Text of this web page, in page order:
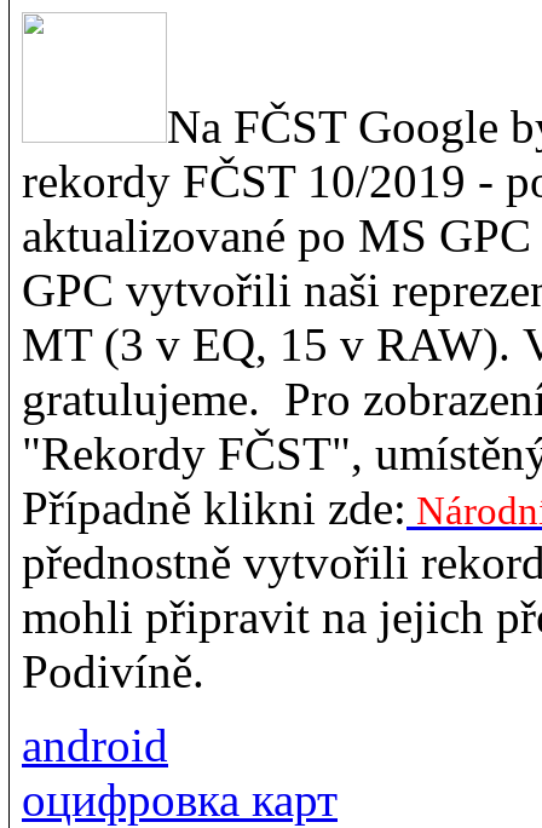
Na FČST Google
rekordy FČST 10/2019 -
aktualizované po MS
GPC vytvořili naši
MT (3 v EQ, 15 v RAW).
gratulujeme. Pro
"Rekordy FČST",
Případně klikni zde:
přednostně vytvořili
mohli připravit na jejich
Podivíně.
android
оцифровка карт